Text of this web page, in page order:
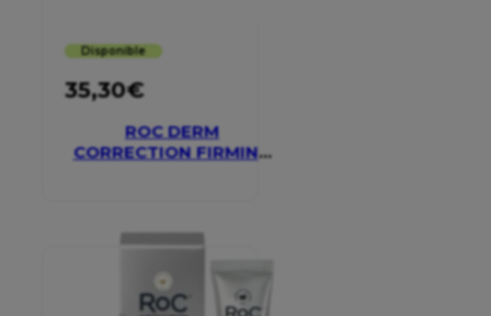
Disponible
35,30€
ROC DERM
CORRECTION FIRMING